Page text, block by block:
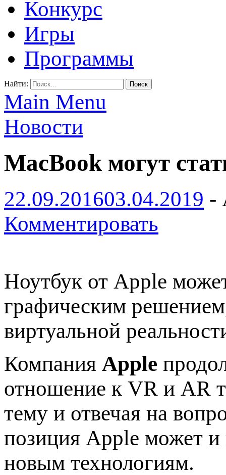
Конкурс
Игры
Программы
Найти:
Main Menu
Новости
MacBook могут
22.09.201603.04.2019 -
Комментировать
Ноутбук от Apple
графическим
виртуальной
Компания Apple
отношение к VR и AR
тему и отвечая на
позиция Apple может и
новым технологиям.